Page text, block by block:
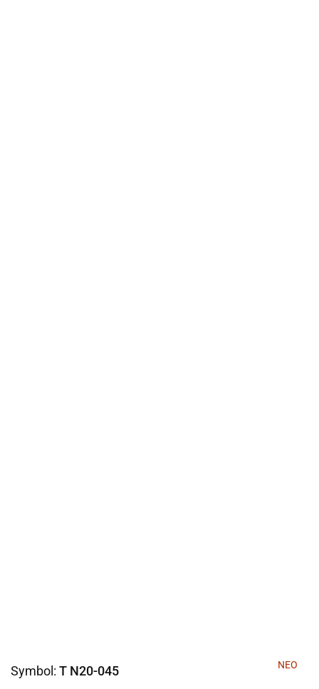
Symbol: T N20-045 NEO